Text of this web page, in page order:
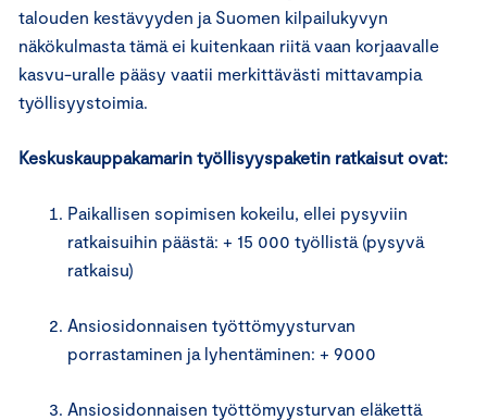
talouden kestävyyden ja Suomen kilpailukyvyn
näkökulmasta tämä ei kuitenkaan riitä vaan korjaavalle
kasvu-uralle pääsy vaatii merkittävästi mittavampia
työllisyystoimia.
Keskuskauppakamarin työllisyyspaketin ratkaisut ovat:
Paikallisen sopimisen kokeilu, ellei pysyviin
ratkaisuihin päästä: + 15 000 työllistä (pysyvä
ratkaisu)
Ansiosidonnaisen työttömyysturvan
porrastaminen ja lyhentäminen: + 9000
Ansiosidonnaisen työttömyysturvan eläkettä